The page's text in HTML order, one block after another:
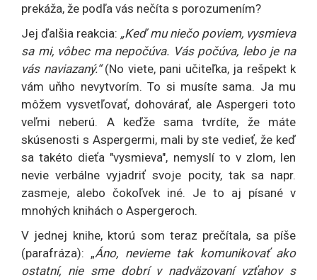
prekáža, že podľa vás nečíta s porozumením?
Jej ďalšia reakcia: „Keď mu niečo poviem, vysmieva
sa mi, vôbec ma nepočúva. Vás počúva, lebo je na
vás naviazaný.“(No viete, pani učiteľka, ja rešpekt k
vám uňho nevytvorím. To si musíte sama. Ja mu
môžem vysvetľovať, dohovárať, ale Aspergeri toto
veľmi neberú. A keďže sama tvrdíte, že máte
skúsenosti s Aspergermi, mali by ste vedieť, že keď
sa takéto dieťa "vysmieva", nemyslí to v zlom, len
nevie verbálne vyjadriť svoje pocity, tak sa napr.
zasmeje, alebo čokoľvek iné. Je to aj písané v
mnohých knihách o Aspergeroch.
V jednej knihe, ktorú som teraz prečítala, sa píše
(parafráza): „Áno, nevieme tak komunikovať ako
ostatní, nie sme dobrí v nadväzovaní vzťahov s